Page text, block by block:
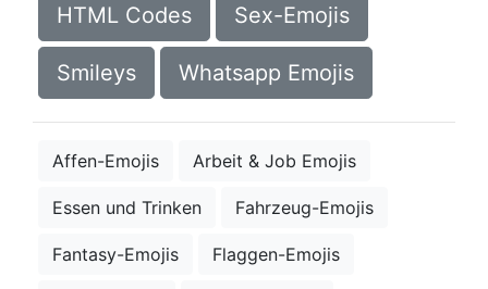
HTML Codes Sex-Emojis
Smileys Whatsapp Emojis
Affen-Emojis Arbeit & Job Emojis
Essen und Trinken Fahrzeug-Emojis
Fantasy-Emojis Flaggen-Emojis